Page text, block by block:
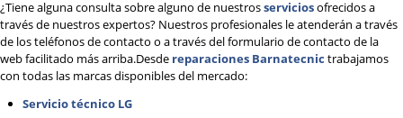
REPARACIÓNVITROCERAMICAS
TRABAJACON NOSOTROS
ZONADE ACTUACIÓN
¿Tiene alguna consulta sobre alguno de nuestrosserviciosofrecidos a
través de nuestros expertos? Nuestros profesionales le atenderán a través
de los teléfonos de contacto o a través del formulario de contacto de la
web facilitado más arriba.Desde reparaciones Barnatecnic trabajamos
con todas las marcas disponibles del mercado:
Servicio técnico LG